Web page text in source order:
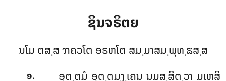
ຊິນຈຣິຕຍ
ນໂມ ຕສ຺ສ ຠຄວໂຕ ອຣຫໂຕ ສມ຺ມາສມ຺ພຸທ຺ຘສ຺ສ
໑.
ອຸຕ຺ຕມໍ ອຸຕ຺ຕມງ຺ເຄນ ນມສ຺ສິຕ຺ວາ ມເຫສິ